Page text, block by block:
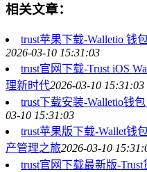
相关文章：
trust苹果下载-Walletio 钱
2026-03-10 15:31:03
trust官网下载-Trust iOS
理新时代2026-03-10 15:31:03
trust下载安装-Walletio钱
03-10 15:31:03
trust苹果版下载-Wallet钱
产管理之旅2026-03-10
trust官网下载最新版-